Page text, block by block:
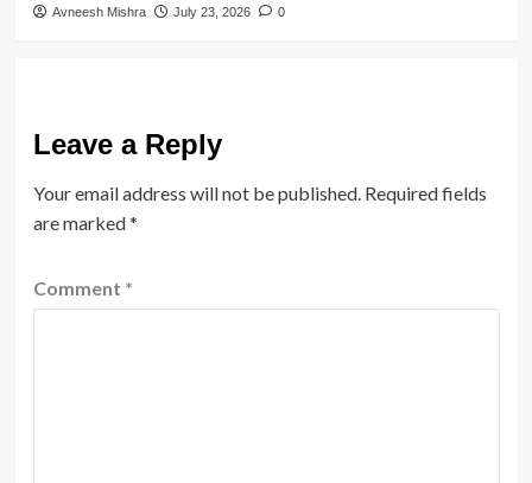
Avneesh Mishra July 23, 2026 0
Leave a Reply
Your email address will not be published. Required fields
are marked*
Comment *